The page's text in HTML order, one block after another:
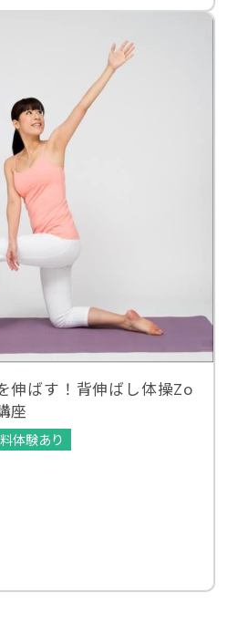
伸ばす！背伸ばし体操Zo
座
体験あり